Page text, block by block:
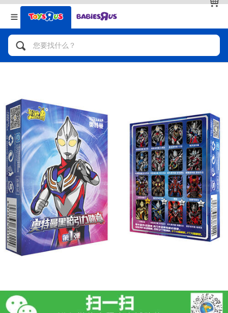
返回
分类目录
人气英雄，角色扮演，射击玩具
拼砌组合及乐高LEGO
玩具车，货车，火车及遥控系列
手工艺，文具，蜡笔，泥胶，画板
娃娃，芭比，收藏公仔
电子玩具
益智学习玩具
返回
品牌
查看全部